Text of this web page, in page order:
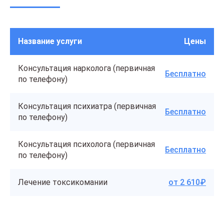
Название услуги Цены
Консультация нарколога (первичная
по телефону)
Бесплатно
Консультация психиатра (первичная
по телефону)
Бесплатно
Консультация психолога (первичная
по телефону)
Бесплатно
Лечение токсикомании от 2 610₽